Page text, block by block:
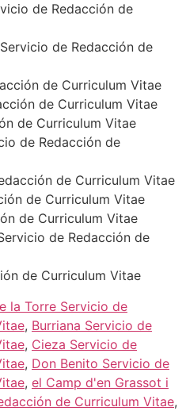
de Redacción de
de Redacción de
de Curriculum Vitae
de Curriculum Vitae
de Curriculum Vitae
de Redacción de
de Curriculum Vitae
de Curriculum Vitae
de Curriculum Vitae
de Redacción de
de Curriculum Vitae
la Torre Servicio de
, Burriana Servicio de
, Cieza Servicio de
, Don Benito Servicio de
, el Camp d'en Grassot i
de Curriculum Vitae,